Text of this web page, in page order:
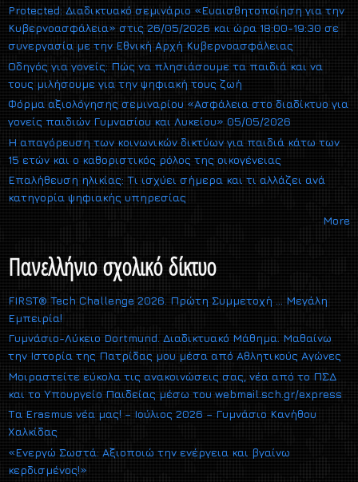
Protected: Διαδικτυακό σεμινάριο «Ευαισθητοποίηση για την
Κυβερνοασφάλεια» στις 26/05/2026 και ώρα 18:00-19:30 σε
συνεργασία με την Εθνική Αρχή Κυβερνοασφάλειας
Οδηγός για γονείς: Πώς να πλησιάσουμε τα παιδιά και να
τους μιλήσουμε για την ψηφιακή τους ζωή
Φόρμα αξιολόγησης σεμιναρίου «Ασφάλεια στο διαδίκτυο για
γονείς παιδιών Γυμνασίου και Λυκείου» 05/05/2026
Η απαγόρευση των κοινωνικών δικτύων για παιδιά κάτω των
15 ετών και ο καθοριστικός ρόλος της οικογένειας
Επαλήθευση ηλικίας: Τι ισχύει σήμερα και τι αλλάζει ανά
κατηγορία ψηφιακής υπηρεσίας
More
Πανελλήνιο σχολικό δίκτυο
FIRST® Tech Challenge 2026. Πρώτη Συμμετοχή … Μεγάλη
Εμπειρία!
Γυμνάσιο-Λύκειο Dortmund. Διαδικτυακό Μάθημα. Μαθαίνω
την Ιστορία της Πατρίδας μου μέσα από Αθλητικούς Αγώνες
Μοιραστείτε εύκολα τις ανακοινώσεις σας, νέα από το ΠΣΔ
και το Υπουργείο Παιδείας μέσω του webmail.sch.gr/express
Τα Erasmus νέα μας! – Ιούλιος 2026 – Γυμνάσιο Κανήθου
Χαλκίδας
«Ενεργώ Σωστά: Αξιοποιώ την ενέργεια και βγαίνω
κερδισμένος!»